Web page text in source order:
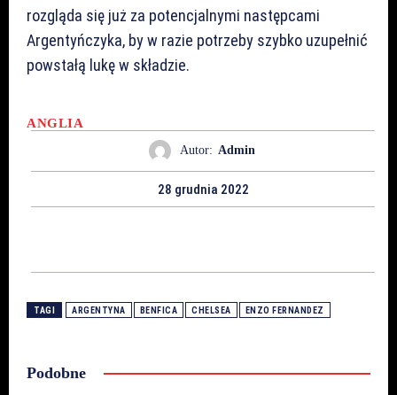
rozgląda się już za potencjalnymi następcami
Argentyńczyka, by w razie potrzeby szybko uzupełnić
powstałą lukę w składzie.
ANGLIA
Autor: Admin
28 grudnia 2022
TAGI ARGENTYNA BENFICA CHELSEA ENZO FERNANDEZ
Podobne